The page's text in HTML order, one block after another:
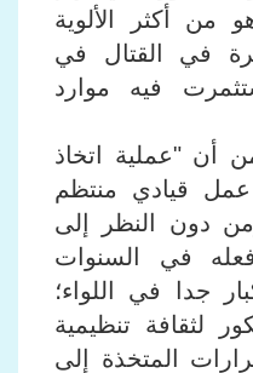
من أكثر الألوية
في القتال في
فيه موارد
أن "عملية اتخاذ
قيادي منتظم
دون النظر إلى
في السنوات
جدا في اللواء؛
لثقافة تنظيمية
المتخذة إلى